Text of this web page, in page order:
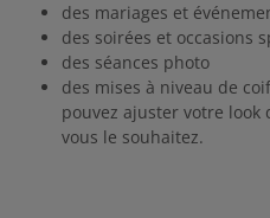
des mariages et
des soirées et occasions
des séances photo
des mises à niveau de
pouvez ajuster votre look
vous le souhaitez.